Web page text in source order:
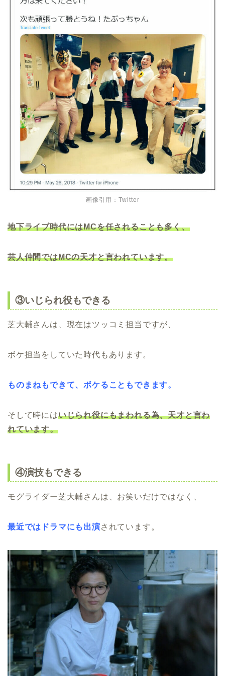
画像引用：Twitter
地下ライブ時代にはMCを任されることも多く、
芸人仲間ではMCの天才と言われています。
③いじられ役もできる
芝大輔さんは、現在はツッコミ担当ですが、
ボケ担当をしていた時代もあります。
ものまねもできて、ボケることもできます。
そして時にはいじられ役にもまわれる為、天才と言わ
れています。
④演技もできる
モグライダー芝大輔さんは、お笑いだけではなく、
最近ではドラマにも出演されています。